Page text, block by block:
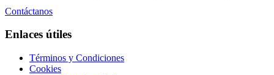
Contáctanos
Enlaces útiles
Términos y Condiciones
Cookies